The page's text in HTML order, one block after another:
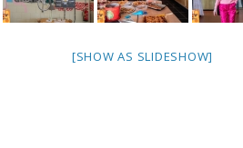
[SHOW AS SLIDESHOW]